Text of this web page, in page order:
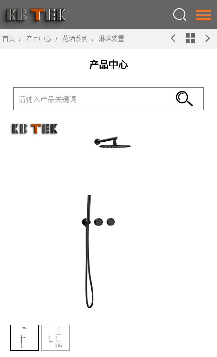
关于我们
设计
首页 产品中心 花洒系列 淋浴装置
产品中心